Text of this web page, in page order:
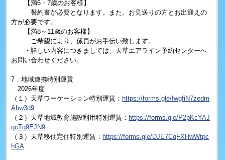
【満6・7歳のお客様】
誓約書が必要となります。また、お見送りの方とお出迎えの
方が必要です。
【満8～11歳のお客様】
ご希望により、係員がお手伝い致します。
・詳しい内容につきましては、天草エアライン予約センターへ
お問い合わせください。
7．地域連携特別運賃
2026年度
（１）天草ワーケーション特別運賃： https://forms.gle/fwgfiN7zedm
Abw3d9
（２）天草地域教育施設利用特別運賃： https://forms.gle/P2pKcYAJ
qcTq9EJN9
（３）天草移住定住特別運賃： https://forms.gle/DJE7CqFXHwWtpc
hGA